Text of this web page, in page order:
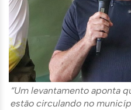
“Um levantamento aponta
estão circulando no